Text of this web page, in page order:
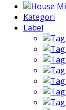
Kategori
Label